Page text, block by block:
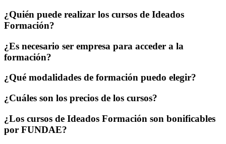
¿Quién puede realizar los cursos de Ideados
Formación?
¿Es necesario ser empresa para acceder a la
formación?
¿Qué modalidades de formación puedo elegir?
¿Cuáles son los precios de los cursos?
¿Los cursos de Ideados Formación son bonificables
por FUNDAE?